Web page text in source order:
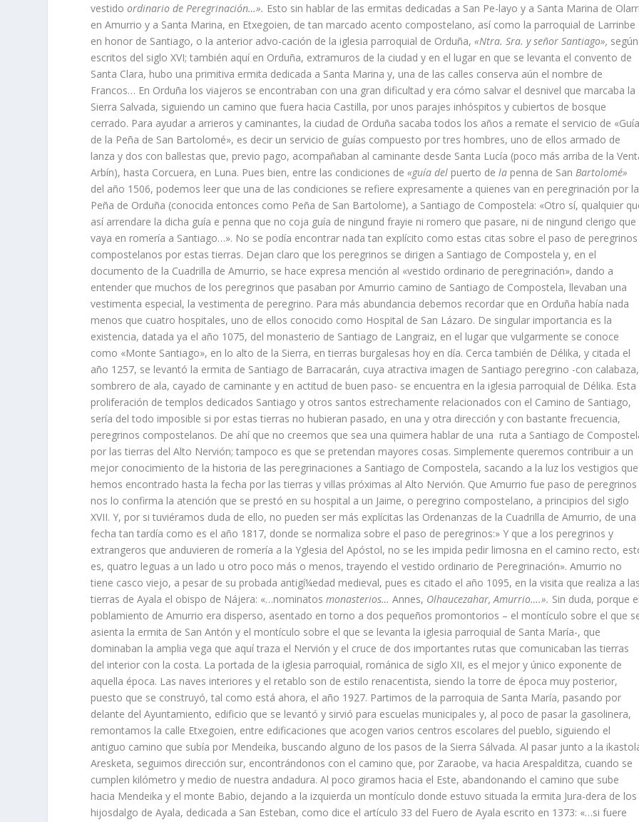
vestidoordinario de Pe­regrinación…». Esto sin hablar de las ermitas dedicadas a San Pe-layo y a Santa Marina de
en Amurrio y a Santa Marina, en Etxegoien, de tan marcado acen­to compostelano, así­ como la parroquial de Larrinbe
en honor de Santiago, o la anterior advo-cación de la iglesia parroquial de Orduña,«Ntra. Sra. y señor Santia­go», según
escritos del siglo XVI; también aquí­ en Orduña, extra­muros de la ciudad y en el lugar en que se levanta el convento de
Santa Clara, hubo una primitiva ermita dedicada a Santa Marina y, una de las calles conserva aún el nombre de
Francos… En Orduña los viajeros se en­contraban con una gran dificul­tad y era cómo salvar el desnivel que marcaba la
Sierra Salvada, si­guiendo un camino que fuera ha­cia Castilla, por unos parajes in­hóspitos y cubiertos de bosque
cerrado. Para ayudar a arrieros y caminantes, la ciudad de Orduña sacaba todos los años a remate el servicio de
de la Peña de San Bartolomé», es decir un servicio de guí­as compuesto por tres hombres, uno de ellos armado de
lanza y dos con ba­llestas que, previo pago, acompa­ñaban al caminante desde Santa Lucí­a (poco más arriba de la
Arbí­n), hasta Corcuera, en Luna. Pues bien, entre las condi­ciones de«guí­a del puerto dela penna de San Bartolomé»
del año 1506, podemos leer que una de las condiciones se refiere expre­samente a quienes van en pere­grinación por la
Peña de Orduña (conocida entonces como Peña de San Bartolome), a Santiago de Compostela: «Otro sí­, qualquier
así­ arrendare la dicha guí­a e penna que no coja guí­a de ningund frayie ni romero que pasare, ni de ningund clerigo que
vaya en rome­rí­a a Santiago…». No se podí­a encontrar nada tan explí­cito como estas citas sobre el paso de peregrinos
compos­telanos por estas tierras. Dejan claro que los peregrinos se dirigen a Santiago de Compostela y, en el
documento de la Cuadri­lla de Amurrio, se hace expresa mención al «vestido ordinario de peregrinación», dando a
entender que muchos de los peregrinos que pasaban por Amurrio cami­no de Santiago de Compostela, llevaban una
vestimenta espe­cial, la vestimenta de peregrino. Para más abundancia debemos recordar que en Orduña habí­a nada
menos que cuatro hospita­les, uno de ellos conocido como Hospital de San Lázaro. De singular importancia es la
existencia, datada ya el año 1075, del monasterio de Santiago de Langraiz, en el lugar que vulgar­mente se conoce
como «Monte Santiago», en lo alto de la Sierra, en tierras burgalesas hoy en dí­a. Cerca también de Délika, y cita­da el
año 1257, se levantó la er­mita de Santiago de Barracarán, cuya atractiva imagen de Santia­go peregrino -con calabaza,
som­brero de ala, cayado de caminan­te y en actitud de buen paso- se encuentra en la iglesia parroquial de Délika. Esta
proliferación de tem­plos dedicados Santiago y otros santos estrechamente relacionados con el Camino de Santiago,
serí­a del todo imposible si por estas tierras no hubieran pasado, en una y otra dirección y con bastante frecuencia,
peregrinos com­postelanos. De ahí­ que no creemos que sea una quimera hablar de una ruta a Santiago de
por las tierras del Alto Nervión; tampoco es que se pretendan mayores cosas. Simplemente queremos contribuir a un
mejor conocimiento de la historia de las peregrinaciones a Santiago de Compostela, sacando a la luz los vestigios que
hemos encontrado hasta la fecha por las tierras y vi­llas próximas al Alto Nervión. Que Amurrio fue paso de pe­regrinos
nos lo confirma la aten­ción que se prestó en su hospital a un Jaime, o peregrino compos­telano, a principios del siglo
XVII. Y, por si tuviéramos duda de ello, no pueden ser más explí­citas las Ordenanzas de la Cuadrilla de Amurrio, de una
fecha tan tardí­a como es el año 1817, donde se normaliza sobre el paso de pe­regrinos:» Y que a los peregrinos y
extrangeros que anduvieren de romerí­a a la Yglesia del Apóstol, no se les impida pedir limosna en el camino recto,
es, quatro leguas a un lado u otro poco más o menos, trayendo el vesti­do ordinario de Peregrinación». Amurrio no
tiene casco viejo, a pesar de su probada antigí¼e­dad medieval, pues es citado el año 1095, en la visita que realiza a
tierras de Ayala el obispo de Nájera: «…nominatosmonas­terios…Annes, Olhaucezahar, Amu­rrio….». Sin duda, porque
poblamiento de Amurrio era disperso, asentado en torno a dos peque­ños promontorios – el montí­culo sobre el que
asienta la ermi­ta de San Antón y el montí­culo sobre el que se levanta la iglesia parroquial de Santa Marí­a-, que
dominaban la amplia vega que aquí­ traza el Nervión y el cru­ce de dos importantes rutas que comunicaban las tierras
del interior con la costa. La portada de la iglesia parroquial, románica de siglo XII, es el mejor y único exponente de
aquella época. Las naves interiores y el retablo son de estilo renacentista, siendo la torre de época muy posterior,
puesto que se construyó, tal como está ahora, el año 1927. Partimos de la parroquia de Santa Marí­a, pasando por
delan­te del Ayuntamiento, edificio que se levantó y sirvió para escuelas municipales y, al poco de pasar la gasolinera,
remontamos la ca­lle Etxegoien, entre edificaciones que acogen varios centros es­colares del pueblo, siguiendo el
antiguo camino que subí­a por Mendeika, buscando alguno de los pasos de la Sierra Sálvada. Al pasar junto a la
Aresketa, seguimos dirección sur, encontrándonos con el ca­mino que, por Zaraobe, va hacia Arespalditza, cuando se
cumplen kilómetro y medio de nuestra andadura. Al poco giramos ha­cia el Este, abandonando el ca­mino que sube
hacia Mendeika y el monte Babio, dejando a la izquierda un montí­culo donde estuvo situada la ermita Jura-dera de los
hijosdalgo de Ayala, dedicada a San Esteban, como dice el artí­culo 33 del Fuero de Ayala escrito en 1373: «…si fue­re